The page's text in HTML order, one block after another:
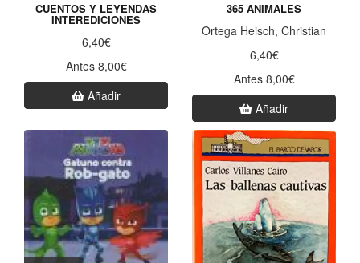
CUENTOS Y LEYENDAS
INTEREDICIONES
6,40€
Antes 8,00€
Añadir
365 ANIMALES
Ortega Heisch, Christian
6,40€
Antes 8,00€
Añadir